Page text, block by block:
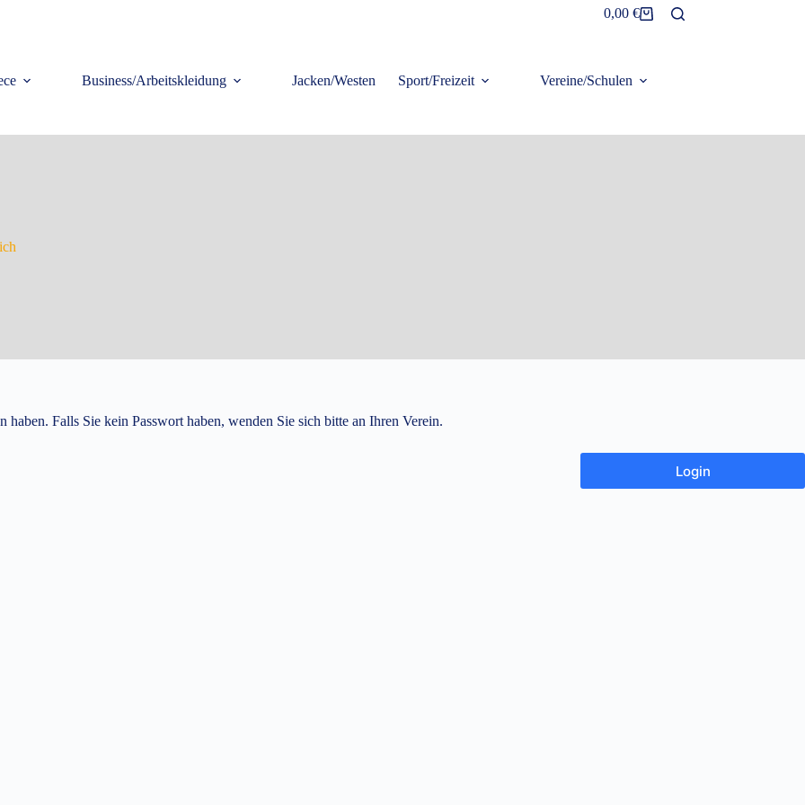
Warenkorb
0,00 €
Business/Arbeitskleidung Jacken/Westen Sport/Freizeit Vereine/Schulen
Falls Sie kein Passwort haben, wenden Sie sich bitte an Ihren Verein.